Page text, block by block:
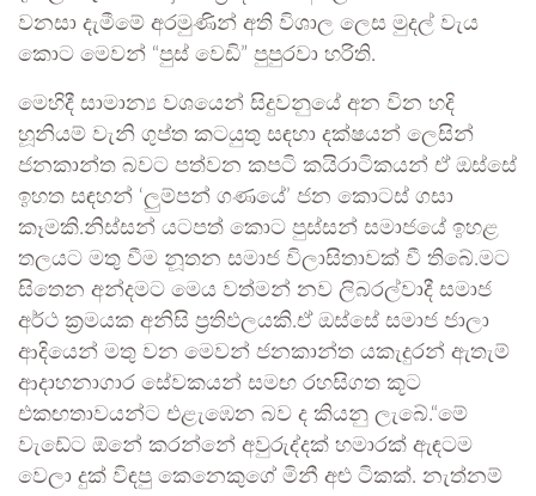
වනසා දැමීමේ අරමුණින් අති විශාල ලෙස මුදල් වැය
කොට මෙවන් “පුස් වෙඩි” පුපුරවා හරිති.
මෙහිදී සාමාන්‍ය වශයෙන් සිදුවනුයේ අන වින හදි
හූනියම් වැනි ගුප්ත කටයුතු සඳහා දක්ෂයන් ලෙසින්
ජනකාන්ත බවට පත්වන කපටි කයිරාටිකයන් ඒ ඔස්සේ
ඉහත සඳහන් ‘ලුම්පන් ගණයේ’ ජන කොටස් ගසා
කෑමකි.නිස්සන් යටපත් කොට පුස්සන් සමාජයේ ඉහළ
තලයට මතු වීම නූතන සමාජ විලාසිතාවක් වී තිබේ.මට
සිතෙන අන්දමට මෙය වත්මන් නව ලිබරල්වාදී සමාජ
අර්ථ ක්‍රමයක අනිසි ප්‍රතිඵලයකි.ඒ ඔස්සේ සමාජ ජාලා
ආදියෙන් මතු වන මෙවන් ජනකාන්ත යකැදුරන් ඇතැම්
ආදාහනාගාර සේවකයන් සමඟ රහසිගත කූට
එකඟතාවයන්ට එළැඹෙන බව ද කියනු ලැබේ.“මේ
වැඩේට ඕනේ කරන්නේ අවුරුද්දක් හමාරක් ඇඳටම
වෙලා දුක් විඳපු කෙනෙකුගේ මිනී අළු ටිකක්. නැත්නම්